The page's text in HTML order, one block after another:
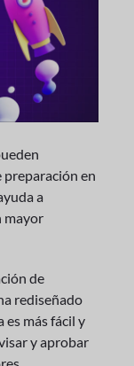
preparación en
a
mayor
de
rediseñado
es más fácil y
y aprobar